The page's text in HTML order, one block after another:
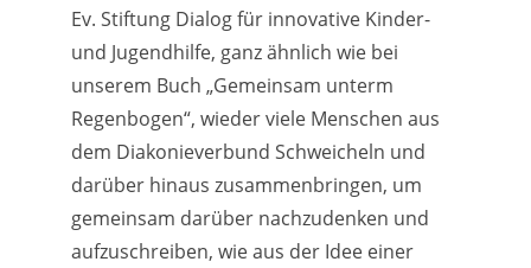
Ev. Stiftung Dialog für innovative Kinder-
und Jugendhilfe, ganz ähnlich wie bei
unserem Buch „Gemeinsam unterm
Regenbogen“, wieder viele Menschen aus
dem Diakonieverbund Schweicheln und
darüber hinaus zusammenbringen, um
gemeinsam darüber nachzudenken und
aufzuschreiben, wie aus der Idee einer